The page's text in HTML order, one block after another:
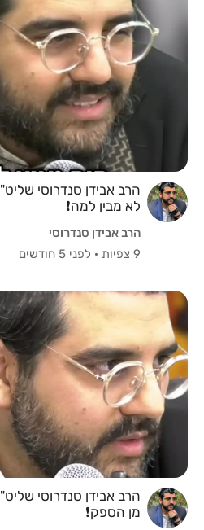
הרב אבידן סנדרוסי
לא מבין למה❗️
הרב אבידן סנדרוסי
9 צפיות
· לפני 5 חודשים
הרב אבידן סנדרוסי
מן הספק❗️